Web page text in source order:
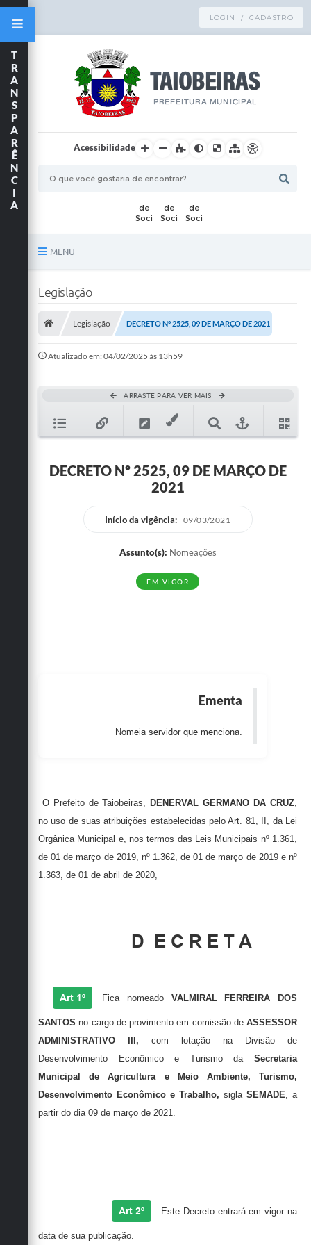
LOGIN / CADASTRO
Acessibilidade
MENU
Mapa do Site
SIC
Enquete
Links
Telefones Úteis
Contato
T
R
A
N
S
P
A
R
Ê
N
C
I
A
Legislação
Legislação DECRETO Nº 2525, 09 DE MARÇO DE 2021
Atualizado em: 04/02/2025 às 13h59
ARRASTE PARA VER MAIS
DECRETO Nº 2525, 09 DE MARÇO DE
2021
Início da vigência: 09/03/2021
Assunto(s): Nomeações
EM VIGOR
Ementa
Nomeia servidor que menciona.
O Prefeito de Taiobeiras, DENERVAL GERMANO DA CRUZ,
no uso de suas atribuições estabelecidas pelo Art. 81, II, da Lei
Orgânica Municipal e, nos termos das Leis Municipais nº 1.361,
de 01 de março de 2019, nº 1.362, de 01 de março de 2019 e nº
1.363, de 01 de abril de 2020,
D E C R E T A
Art 1º Fica nomeado VALMIRAL FERREIRA DOS
SANTOS no cargo de provimento em comissão de ASSESSOR
ADMINISTRATIVO III, com lotação na Divisão de
Desenvolvimento Econômico e Turismo da Secretaria
Municipal de Agricultura e Meio Ambiente, Turismo,
Desenvolvimento Econômico e Trabalho, sigla SEMADE , a
partir do dia 09 de março de 2021.
Art 2º Este Decreto entrará em vigor na
data de sua publicação.